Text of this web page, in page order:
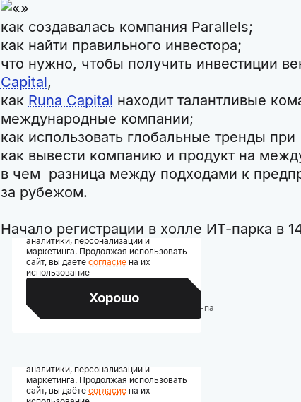
как создавалась компания Parallels;
как найти правильного инвестора;
что нужно, чтобы получить инвестиции
Capital,
как Runa Capital находит талантливые
международные компании;
как использовать глобальные тренды
как вывести компанию и продукт на
в чем разница между подходами к
за рубежом.
Начало регистрации в холле ИТ-парка в